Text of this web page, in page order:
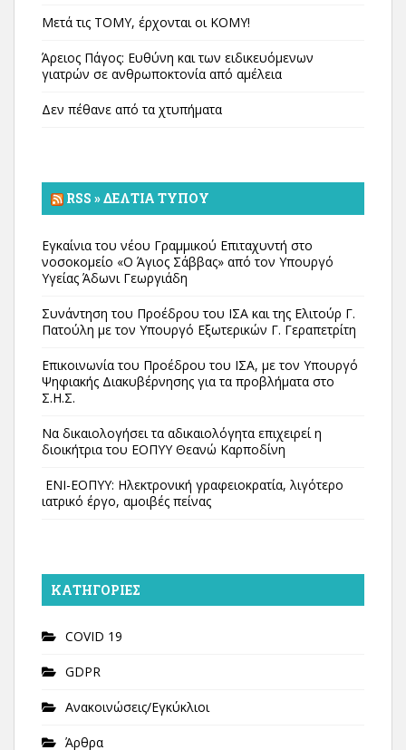
Μετά τις ΤΟΜΥ, έρχονται οι ΚΟΜΥ!
Άρειος Πάγος: Ευθύνη και των ειδικευόμενων
γιατρών σε ανθρωποκτονία από αμέλεια
Δεν πέθανε από τα χτυπήματα
RSS » ΔΕΛΤΊΑ ΤΎΠΟΥ
Εγκαίνια του νέου Γραμμικού Επιταχυντή στο
νοσοκομείο «Ο Άγιος Σάββας» από τον Υπουργό
Υγείας Άδωνι Γεωργιάδη
Συνάντηση του Προέδρου του ΙΣΑ και της Ελιτούρ Γ.
Πατούλη με τον Υπουργό Εξωτερικών Γ. Γεραπετρίτη
Επικοινωνία του Προέδρου του ΙΣΑ, με τον Υπουργό
Ψηφιακής Διακυβέρνησης για τα προβλήματα στο
Σ.Η.Σ.
Να δικαιολογήσει τα αδικαιολόγητα επιχειρεί η
διοικήτρια του ΕΟΠΥΥ Θεανώ Καρποδίνη
ΕΝΙ-ΕΟΠΥΥ: Ηλεκτρονική γραφειοκρατία, λιγότερο
ιατρικό έργο, αμοιβές πείνας
KΑΤΗΓΟΡΊΕΣ
COVID 19
GDPR
Ανακοινώσεις/Εγκύκλιοι
Άρθρα